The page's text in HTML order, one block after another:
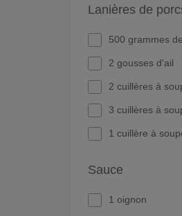
Lanières de
500 grammes
2 gousses d'ail
2 cuillères à
3 cuillères à
1 cuillère à
Sauce
1 oignon